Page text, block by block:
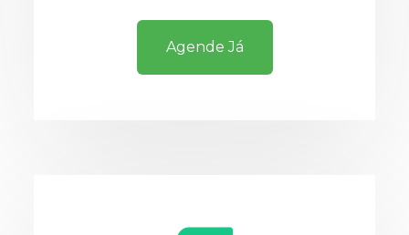
Agende Já